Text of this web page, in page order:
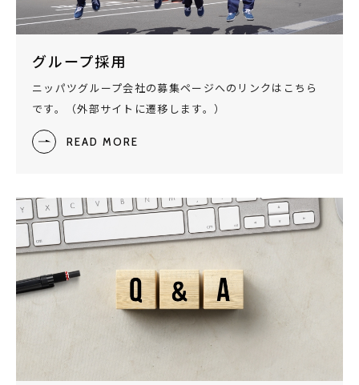
グループ採用
ニッパツグループ会社の募集ページへのリンクはこちら
です。（外部サイトに遷移します。）
READ MORE